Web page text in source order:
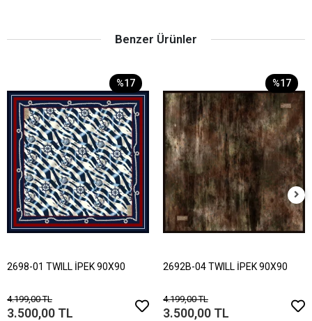
Benzer Ürünler
%17
2698-01 TWILL İPEK 90X90
4.199,00 TL
3.500,00 TL
%17
2692B-04 TWILL İPEK 90X90
4.199,00 TL
3.500,00 TL